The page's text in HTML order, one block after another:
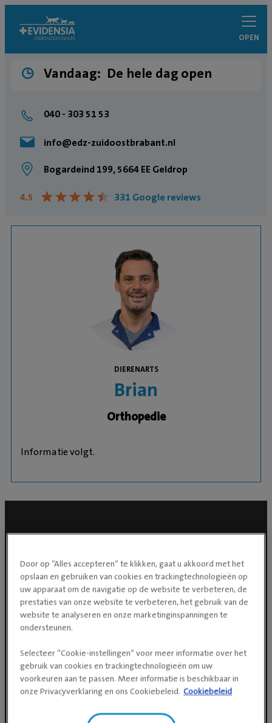
OPEN
Vandaag: De hele dag open
040 - 303 51 53
info@edz-zuidoostbrabant.nl
Bogardeind 199, 5664 EE Geldrop
4.5 ★★★★★
★★★★★ 331 Google reviews
DIERENARTS
Brian
Orthopedie
Informatie volgt.
Door op “Alles accepteren” te klikken, gaat u akkoord met het
opslaan en gebruiken van cookies en trackingtechnologieën op
uw apparaat om de navigatie op de website te verbeteren, de
prestaties van onze website te verbeteren, het gebruik van de
website te analyseren en onze marketinginspanningen te
ondersteunen.
Selecteer “Cookie-instellingen” voor meer informatie over het
gebruik van cookies en trackingtechnologieën om uw
voorkeuren aan te passen. Meer informatie is beschikbaar in
onze Privacyverklaring en ons Cookiebeleid. Cookiebeleid